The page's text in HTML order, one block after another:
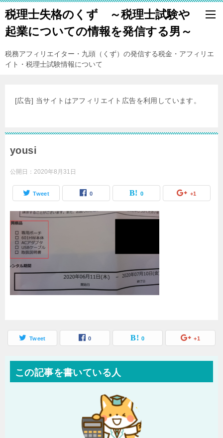
税理士失格のくず ～税理士試験や
起業についての情報を発信する男～
税務アフィリエイター・九頭（くず）の発信する税金・アフィリエ
イト・税理士試験情報について
[広告] 当サイトはアフィリエイト広告を利用しています。
yousi
公開日： 2020年8月31日
Tweet 0 0 +1
Tweet 0 0 +1
この記事を書いている人